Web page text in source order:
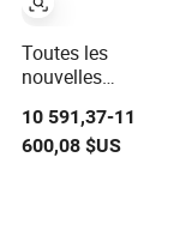
Toutes les
nouvelles
essence GAC
Trumpchi GS8
10 591,37-11
600,08 $US